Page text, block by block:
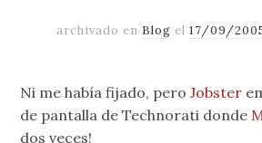
archivado en Blog el17/09/
Ni me había fijado, peroJobster
de pantalla de Technorati donde
dos veces!